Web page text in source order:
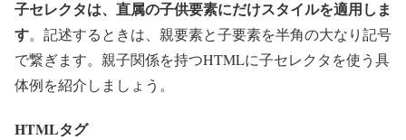
子セレクタは、直属の子供要素にだけスタイルを適用しま
す。記述するときは、親要素と子要素を半角の大なり記号
で繋ぎます。親子関係を持つHTMLに子セレクタを使う具
体例を紹介しましょう。
HTMLタグ